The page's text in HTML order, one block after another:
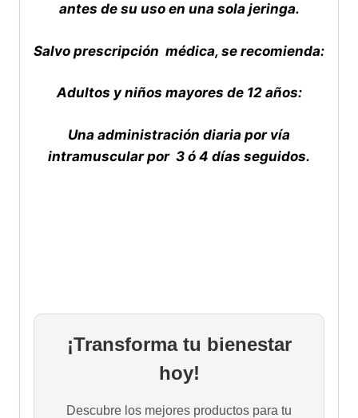
antes de su uso en una sola jeringa.
Salvo prescripción médica, se recomienda:
Adultos y niños mayores de 12 años:
Una administración diaria por vía
intramuscular por 3 ó 4 días seguidos.
¡Transforma tu bienestar
hoy!
Descubre los mejores productos para tu